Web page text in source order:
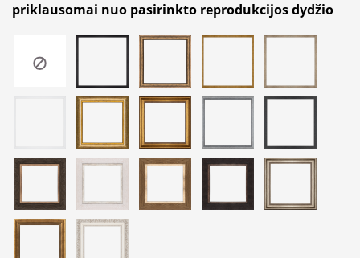
priklausomai nuo pasirinkto reprodukcijos dydžio